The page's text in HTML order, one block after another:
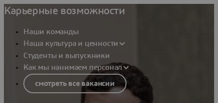
Карьерные возможности
Наши команды
Наша культура и ценности
Студенты и выпускники
Как мы нанимаем персонал
смотреть все вакансии